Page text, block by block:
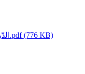
الدّرس الأصولي والدّرس النّحوي في تفسير ابن العربي.pdf(776 KB)